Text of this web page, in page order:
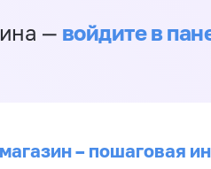
— войдите в
– пошаговая